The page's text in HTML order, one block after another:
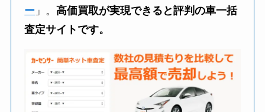
ー 」。高価買取が実現できると評判の車一括
査定サイトです。